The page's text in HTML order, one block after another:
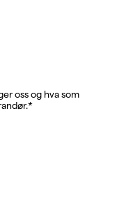
oss og hva som